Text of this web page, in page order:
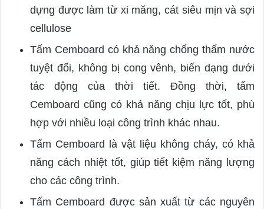
dựng được làm từ xi măng, cát siêu mịn và sợi
cellulose
Tấm Cemboard có khả năng chống thấm nước
tuyệt đối, không bị cong vênh, biến dạng dưới
tác động của thời tiết. Đồng thời, tấm
Cemboard cũng có khả năng chịu lực tốt, phù
hợp với nhiều loại công trình khác nhau.
Tấm Cemboard là vật liệu không cháy, có khả
năng cách nhiệt tốt, giúp tiết kiệm năng lượng
cho các công trình.
Tấm Cemboard được sản xuất từ các nguyên